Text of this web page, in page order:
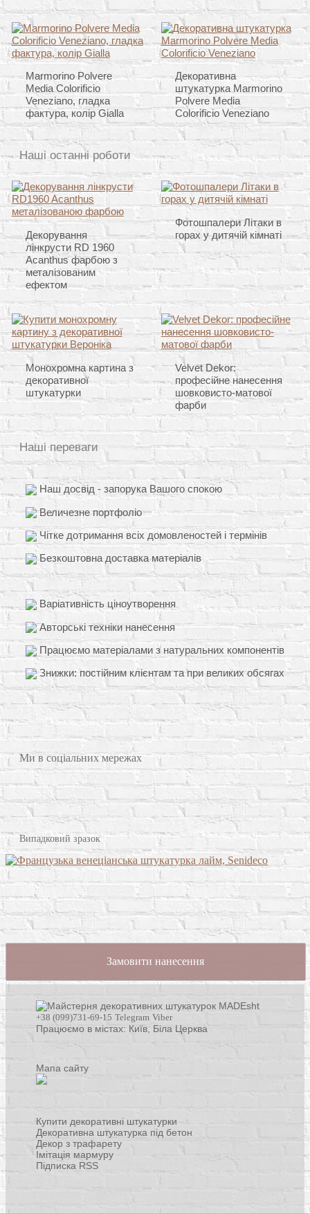
Marmorino Polvere
Media Colorificio
Veneziano, гладка
фактура, колір Gialla
Декоративна
штукатурка Marmorino
Polvere Media
Colorificio Veneziano
Наші останні роботи
Декорування
лінкрусти RD 1960
Acanthus фарбою з
металізованим
ефектом
Фотошпалери Літаки в
горах у дитячій кімнаті
Монохромна картина з
декоративної
штукатурки
Velvet Dekor:
професійне нанесення
шовковисто-матової
фарби
Наші переваги
Наш досвід - запорука Вашого спокою
Величезне портфоліо
Чітке дотримання всіх домовленостей і термінів
Безкоштовна доставка матеріалів
Варіативність ціноутворення
Авторські техніки нанесення
Працюємо матеріалами з натуральних компонентів
Знижки: постійним клієнтам та при великих обсягах
Ми в соціальних мережах
Випадковий зразок
Замовити нанесення
+38 (099)731-69-15 Telegram Viber
Працюємо в містах: Київ, Біла Церква
Мапа сайту
Купити декоративні штукатурки
Декоративна штукатурка під бетон
Декор з трафарету
Імітація мармуру
Підписка RSS